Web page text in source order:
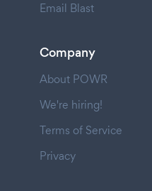
Email Blast
Company
About POWR
We're hiring!
Terms of Service
Privacy